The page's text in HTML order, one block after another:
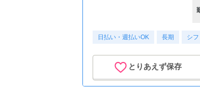
日払い・週払いOK 長期 シ
とりあえず保存